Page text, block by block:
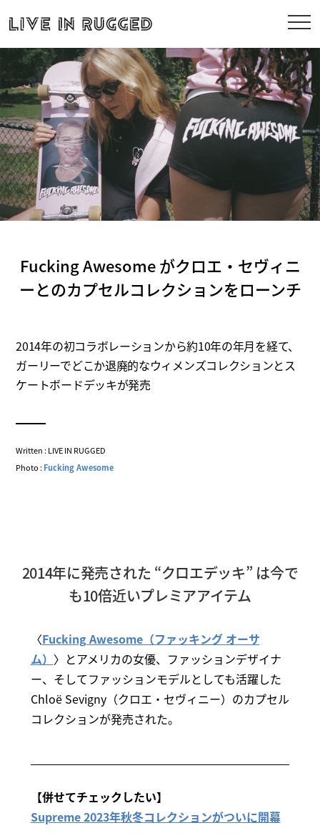
Fucking Awesome がクロエ・セヴィニ
ーとのカプセルコレクションをローンチ
2014年の初コラボレーションから約10年の年月を経て、
ガーリーでどこか退廃的なウィメンズコレクションとス
ケートボードデッキが発売
Written : LIVE IN RUGGED
Photo :Fucking Awesome
2014年に発売された “クロエデッキ” は今で
も10倍近いプレミアアイテム
〈Fucking Awesome（ファッキング オーサ
ム） 〉とアメリカの女優、ファッションデザイナ
ー、そしてファッションモデルとしても活躍した
Chloë Sevigny（クロエ・セヴィニー）のカプセル
コレクションが発売された。
【併せてチェックしたい】
Supreme 2023年秋冬コレクションがついに開幕